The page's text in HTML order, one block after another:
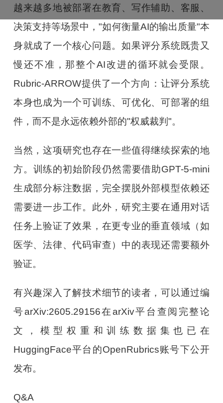
越来越多地被部署在教育、写作辅助、客服、
决策支持等场景中，"如何衡量AI的输出质量"本
身就成了一个核心问题。如果评分系统既贵又
慢还不准，那整个AI改进的循环就会受限。
Rubric-ARROW提供了一个方向：让评分系统
本身也成为一个可训练、可优化、可部署的组
件，而不是永远依赖外部的"权威裁判"。
当然，这项研究也存在一些值得继续探索的地
方。训练的初始阶段仍然需要借助GPT-5-mini
生成部分标注数据，完全摆脱外部模型依赖还
需要进一步工作。此外，研究主要在通用对话
任务上验证了效果，在更专业的垂直领域（如
医学、法律、代码审查）中的表现还需要额外
验证。
有兴趣深入了解技术细节的读者，可以通过编
号arXiv:2605.29156在arXiv平台查阅完整论
文，模型权重和训练数据集也已在
HuggingFace平台的OpenRubrics账号下公开
发布。
Q&A